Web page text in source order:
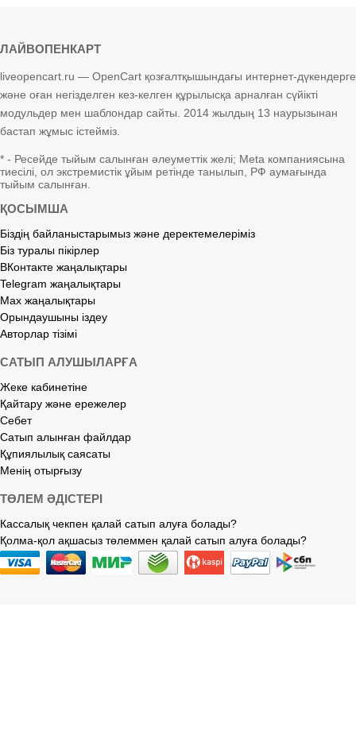
ЛАЙВОПЕНКАРТ
liveopencart.ru — OpenCart қозғалтқышындағы интернет-дүкендерге
және оған негізделген кез-келген құрылысқа арналған сүйікті
модульдер мен шаблондар сайты. 2014 жылдың 13 наурызынан
бастап жұмыс істейміз.
* - Ресейде тыйым салынған әлеуметтік желі; Meta компаниясына
тиесілі, ол экстремистік ұйым ретінде танылып, РФ аумағында
тыйым салынған.
ҚОСЫМША
Біздің байланыстарымыз және деректемелеріміз
Біз туралы пікірлер
ВКонтакте жаңалықтары
Telegram жаңалықтары
Max жаңалықтары
Орындаушыны іздеу
Авторлар тізімі
САТЫП АЛУШЫЛАРҒА
Жеке кабинетіне
Қайтару және ережелер
Себет
Сатып алынған файлдар
Құпиялылық саясаты
Менің отырғызу
ТӨЛЕМ ӘДІСТЕРІ
Кассалық чекпен қалай сатып алуға болады?
Қолма-қол ақшасыз төлеммен қалай сатып алуға болады?